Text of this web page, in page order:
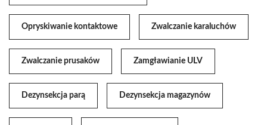
Opryskiwanie kontaktowe Zwalczanie karaluchów
Zwalczanie prusaków Zamgławianie ULV
Dezynsekcja parą Dezynsekcja magazynów